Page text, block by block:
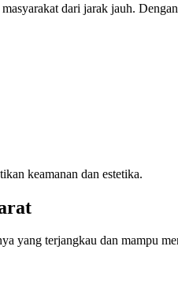
dari jarak jauh.
keamanan dan estetika.
yang terjangkau dan mampu